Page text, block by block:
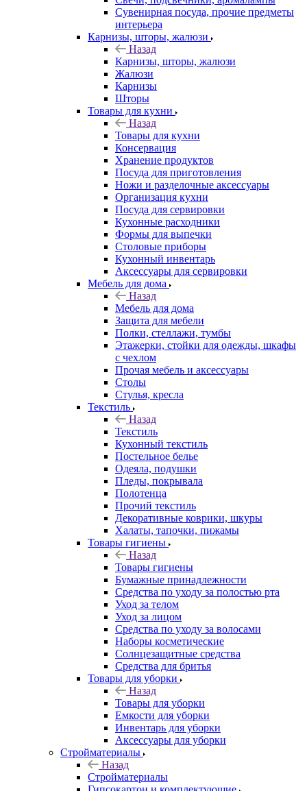
Сувенирная посуда, прочие предметы
интерьера
Карнизы, шторы, жалюзи
Назад
Карнизы, шторы, жалюзи
Жалюзи
Карнизы
Шторы
Товары для кухни
Назад
Товары для кухни
Консервация
Хранение продуктов
Посуда для приготовления
Ножи и разделочные аксессуары
Организация кухни
Посуда для сервировки
Кухонные расходники
Формы для выпечки
Столовые приборы
Кухонный инвентарь
Аксессуары для сервировки
Мебель для дома
Назад
Мебель для дома
Защита для мебели
Полки, стеллажи, тумбы
Этажерки, стойки для одежды, шкафы
с чехлом
Прочая мебель и аксессуары
Столы
Стулья, кресла
Текстиль
Назад
Текстиль
Кухонный текстиль
Постельное белье
Одеяла, подушки
Пледы, покрывала
Полотенца
Прочий текстиль
Декоративные коврики, шкуры
Халаты, тапочки, пижамы
Товары гигиены
Назад
Товары гигиены
Бумажные принадлежности
Средства по уходу за полостью рта
Уход за телом
Уход за лицом
Средства по уходу за волосами
Наборы косметические
Солнцезащитные средства
Средства для бритья
Товары для уборки
Назад
Товары для уборки
Емкости для уборки
Инвентарь для уборки
Аксессуары для уборки
Стройматериалы
Назад
Стройматериалы